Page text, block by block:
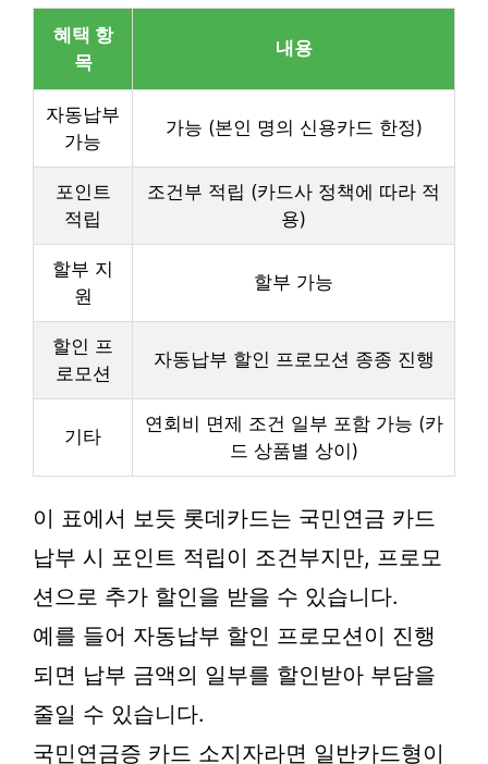
혜택 항
목
내용
자동납부
가능
가능 (본인 명의 신용카드 한정)
포인트
적립
조건부 적립 (카드사 정책에 따라 적
용)
할부 지
원
할부 가능
할인 프
로모션
자동납부 할인 프로모션 종종 진행
기타
연회비 면제 조건 일부 포함 가능 (카
드 상품별 상이)
이 표에서 보듯 롯데카드는 국민연금 카드
납부 시 포인트 적립이 조건부지만, 프로모
션으로 추가 할인을 받을 수 있습니다.
예를 들어 자동납부 할인 프로모션이 진행
되면 납부 금액의 일부를 할인받아 부담을
줄일 수 있습니다.
국민연금증 카드 소지자라면 일반카드형이